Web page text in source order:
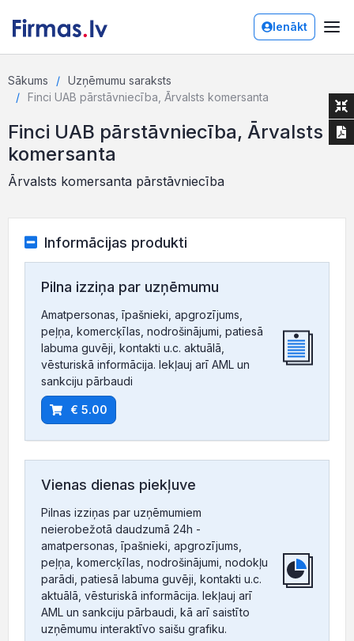
Ienākt
Sākums
Uzņēmumu saraksts
Finci UAB pārstāvniecība, Ārvalsts komersanta
Finci UAB pārstāvniecība, Ārvalsts
komersanta
Ārvalsts komersanta pārstāvniecība
Informācijas produkti
Pilna izziņa par uzņēmumu
Amatpersonas, īpašnieki, apgrozījums,
peļņa, komercķīlas, nodrošinājumi, patiesā
labuma guvēji, kontakti u.c. aktuālā,
vēsturiskā informācija. Iekļauj arī AML un
sankciju pārbaudi
€ 5.00
Vienas dienas piekļuve
Pilnas izziņas par uzņēmumiem
neierobežotā daudzumā 24h -
amatpersonas, īpašnieki, apgrozījums,
peļņa, komercķīlas, nodrošinājumi, nodokļu
parādi, patiesā labuma guvēji, kontakti u.c.
aktuālā, vēsturiskā informācija. Iekļauj arī
AML un sankciju pārbaudi, kā arī saistīto
uzņēmumu interaktīvo saišu grafiku.